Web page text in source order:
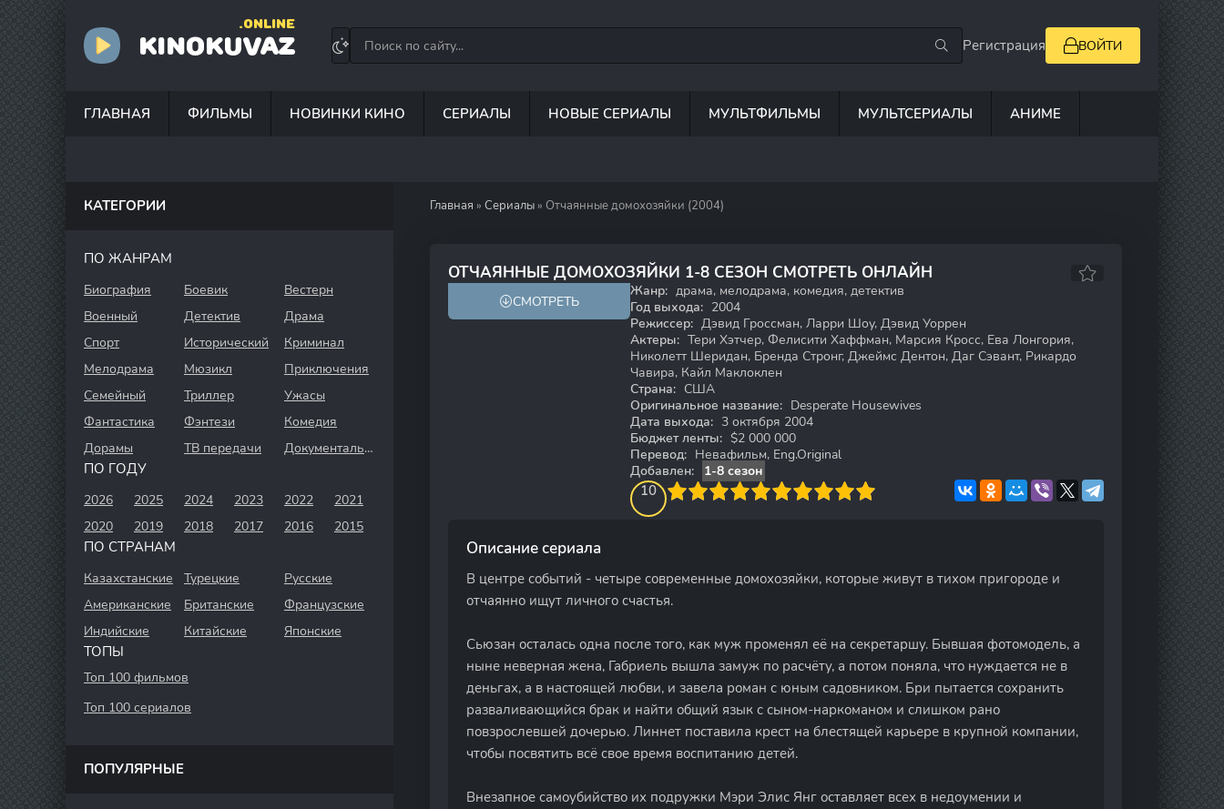
KINOKUVAZ
.ONLINE
Регистрация ВОЙТИ
ГЛАВНАЯ ФИЛЬМЫ НОВИНКИ КИНО СЕРИАЛЫ НОВЫЕ СЕРИАЛЫ МУЛЬТФИЛЬМЫ МУЛЬТСЕРИАЛЫ АНИМЕ
Главная » Сериалы » Отчаянные домохозяйки (2004)
ОТЧАЯННЫЕ ДОМОХОЗЯЙКИ 1-8 СЕЗОН СМОТРЕТЬ ОНЛАЙН
8.3 7.6
СМОТРЕТЬ
Жанр: драма, мелодрама, комедия, детектив
Год выхода: 2004
Режиссер: Дэвид Гроссман, Ларри Шоу, Дэвид Уоррен
Актеры: Тери Хэтчер, Фелисити Хаффман, Марсия Кросс, Ева Лонгория,
Николетт Шеридан, Бренда Стронг, Джеймс Дентон, Даг Сэвант, Рикардо
Чавира, Кайл Маклоклен
Страна: США
Оригинальное название: Desperate Housewives
Дата выхода: 3 октября 2004
Бюджет ленты: $2 000 000
Перевод: Невафильм, Eng.Original
Добавлен:
1-8 сезон
10
4 5 6 7 8 9 10
Описание сериала
В центре событий - четыре современные домохозяйки, которые живут в тихом пригороде и
отчаянно ищут личного счастья.
Сьюзан осталась одна после того, как муж променял её на секретаршу. Бывшая фотомодель, а
ныне неверная жена, Габриель вышла замуж по расчёту, а потом поняла, что нуждается не в
деньгах, а в настоящей любви, и завела роман с юным садовником. Бри пытается сохранить
разваливающийся брак и найти общий язык с сыном-наркоманом и слишком рано
повзрослевшей дочерью. Линнет поставила крест на блестящей карьере в крупной компании,
чтобы посвятить всё свое время воспитанию детей.
Внезапное самоубийство их подружки Мэри Элис Янг оставляет всех в недоумении и
КАТЕГОРИИ
ПО ЖАНРАМ
Биография Боевик
Вестерн
Военный
Детектив
Драма
Спорт
Исторический
Криминал
Мелодрама
Мюзикл
Приключения
Семейный
Триллер
Ужасы
Фантастика
Фэнтези
Комедия
Дорамы
ТВ передачи Документальный
ПО ГОДУ
2026 2025 2024 2023 2022
2021
2020
2019 2018 2017 2016 2015
ПО СТРАНАМ
Казахстанские Турецкие
Русские
Американские
Британские
Французские
Индийские
Китайские Японские
ТОПЫ
Топ 100 фильмов
Топ 100 сериалов
ПОПУЛЯРНЫЕ